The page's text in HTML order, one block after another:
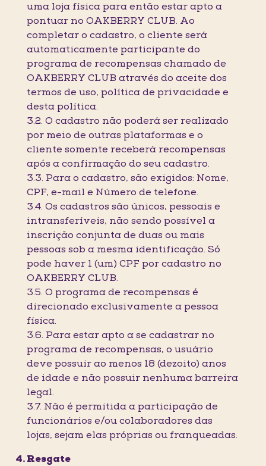
uma loja física para então estar apto a
pontuar no OAKBERRY CLUB. Ao
completar o cadastro, o cliente será
automaticamente participante do
programa de recompensas chamado de
OAKBERRY CLUB através do aceite dos
termos de uso, política de privacidade e
desta política.
3.2. O cadastro não poderá ser realizado
por meio de outras plataformas e o
cliente somente receberá recompensas
após a confirmação do seu cadastro.
3.3. Para o cadastro, são exigidos: Nome,
CPF, e-mail e Número de telefone.
3.4. Os cadastros são únicos, pessoais e
intransferíveis, não sendo possível a
inscrição conjunta de duas ou mais
pessoas sob a mesma identificação. Só
pode haver 1 (um) CPF por cadastro no
OAKBERRY CLUB.
3.5. O programa de recompensas é
direcionado exclusivamente a pessoa
física.
3.6. Para estar apto a se cadastrar no
programa de recompensas, o usuário
deve possuir ao menos 18 (dezoito) anos
de idade e não possuir nenhuma barreira
legal.
3.7. Não é permitida a participação de
funcionários e/ou colaboradores das
lojas, sejam elas próprias ou franqueadas.
Resgate